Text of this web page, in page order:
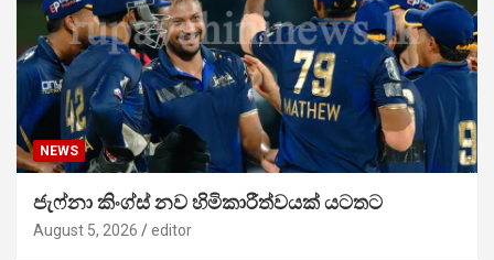
NEWS
ජැෆ්නා කිංග්ස් නව හිමිකාරීත්වයක් යටතට
August 5, 2026 editor